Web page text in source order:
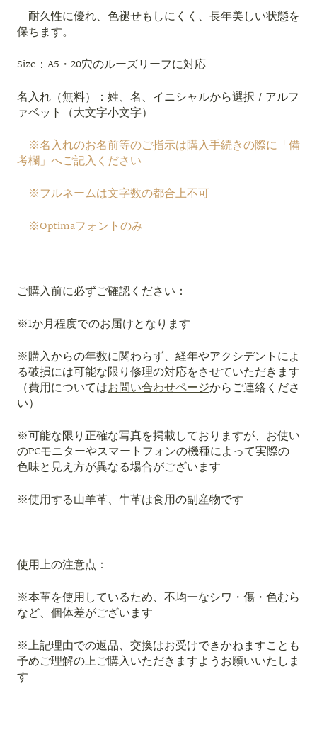
耐久性に優れ、色褪せもしにくく、長年美しい状態を
保ちます。
Size：A5・20穴のルーズリーフに対応
名入れ（無料）：姓、名、イニシャルから選択 / アルフ
ァベット（大文字小文字）
※名入れのお名前等のご指示は購入手続きの際に「備
考欄」へご記入ください
※フルネームは文字数の都合上不可
※Optimaフォントのみ
ご購入前に必ずご確認ください：
※1か月程度でのお届けとなります
※購入からの年数に関わらず、経年やアクシデントによ
る破損には可能な限り修理の対応をさせていただきます
（費用についてはお問い合わせページからご連絡くださ
い）
※可能な限り正確な写真を掲載しておりますが、お使い
のPCモニターやスマートフォンの機種によって実際の
色味と見え方が異なる場合がございます
※使用する山羊革、牛革は食用の副産物です
使用上の注意点：
※本革を使用しているため、不均一なシワ・傷・色むら
など、個体差がございます
※上記理由での返品、交換はお受けできかねますことも
予めご理解の上ご購入いただきますようお願いいたしま
す